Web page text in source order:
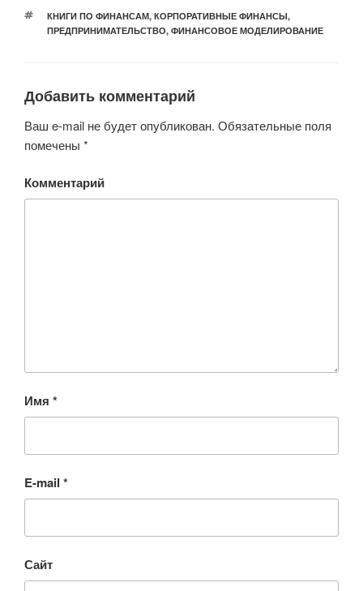
МЕТКИ
КНИГИ ПО ФИНАНСАМ, КОРПОРАТИВНЫЕ ФИНАНСЫ,
ПРЕДПРИНИМАТЕЛЬСТВО, ФИНАНСОВОЕ МОДЕЛИРОВАНИЕ
Добавить комментарий
Ваш e-mail не будет опубликован. Обязательные поля
помечены *
Комментарий
Имя *
E-mail *
Сайт